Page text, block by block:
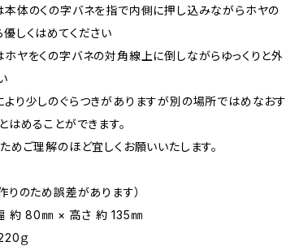
本体のくの字バネを指で内側に押し込みながらホヤの
しくはめてください
ヤをくの字バネの対角線上に倒しながらゆっくりと外
り少しのぐらつきがありますが別の場所ではめなおす
はめることができます。
めご理解のほど宜しくお願いいたします。
りのため誤差があります）
約 80㎜ × 高さ 約 135㎜
ｇ